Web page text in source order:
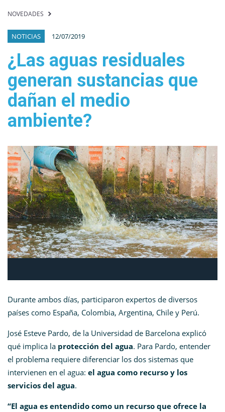
NOVEDADES
NOTICIAS 12/07/2019
¿Las aguas residuales
generan sustancias que
dañan el medio
ambiente?
Durante ambos días, participaron expertos de diversos
países como España, Colombia, Argentina, Chile y Perú.
José Esteve Pardo, de la Universidad de Barcelona explicó
qué implica la protección del agua. Para Pardo, entender
el problema requiere diferenciar los dos sistemas que
intervienen en el agua: el agua como recurso y los
servicios del agua.
“El agua es entendido como un recurso que ofrece la